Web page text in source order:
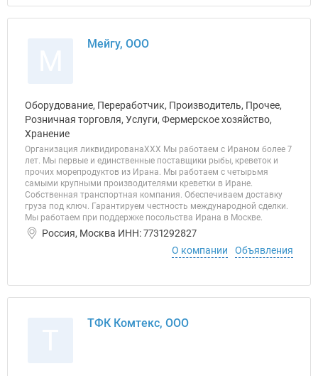
Мейгу, ООО
Оборудование, Переработчик, Производитель, Прочее,
Розничная торговля, Услуги, Фермерское хозяйство,
Хранение
Организация ликвидированаХХХ Мы работаем с Ираном более 7
лет. Мы первые и единственные поставщики рыбы, креветок и
прочих морепродуктов из Ирана. Мы работаем с четырьмя
самыми крупными производителями креветки в Иране.
Собственная транспортная компания. Обеспечиваем доставку
груза под ключ. Гарантируем честность международной сделки.
Мы работаем при поддержке посольства Ирана в Москве.
Россия, Москва ИНН: 7731292827
О компании
Объявления
ТФК Комтекс, ООО